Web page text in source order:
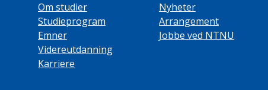
Om studier
Studieprogram
Emner
Videreutdanning
Karriere
Nyheter
Arrangement
Jobbe ved NTNU